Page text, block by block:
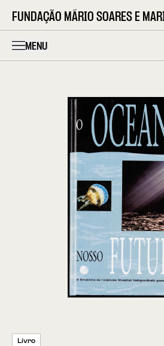
FUNDAÇÃO MÁRIO SOARES E
MENU
Livro